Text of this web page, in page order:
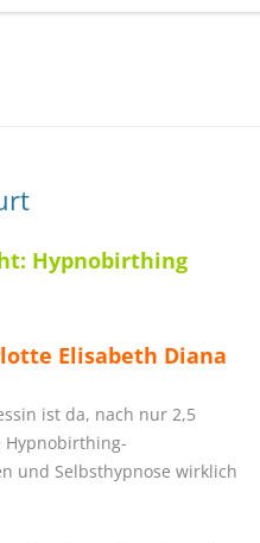
Hypnobirthing
Elisabeth Diana
ist da, nach nur 2,5
Hypnobirthing-
und Selbsthypnose wirklich